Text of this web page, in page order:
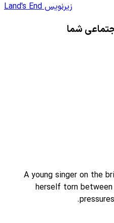
زیرنویس Land's End
شما
A young singer on the
herself torn